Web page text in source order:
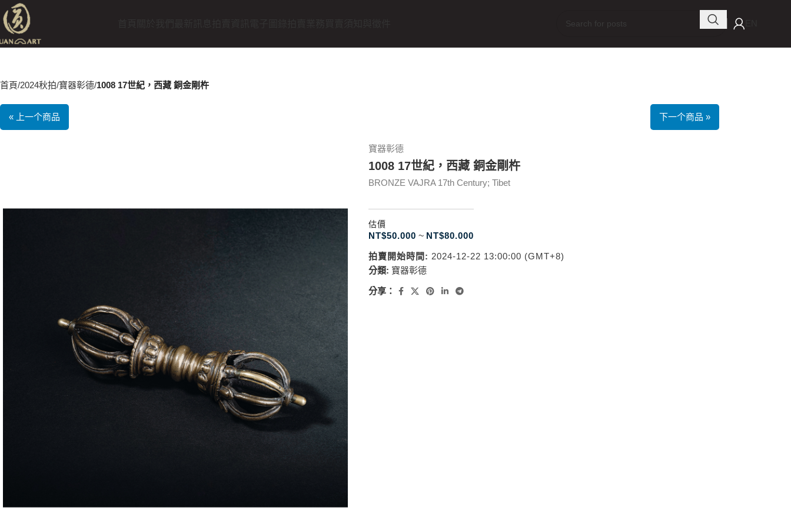
首頁 2024秋拍 寶器彰德 1008 17世紀，西藏 銅金剛杵
« 上一个商品 下一个商品 »
寶器彰德
1008 17世紀，西藏 銅金剛杵
BRONZE VAJRA 17th Century; Tibet
估價
NT$50.000 ~ NT$80.000
拍賣開始時間: 2024-12-22 13:00:00 (GMT+8)
分類: 寶器彰德
分享：